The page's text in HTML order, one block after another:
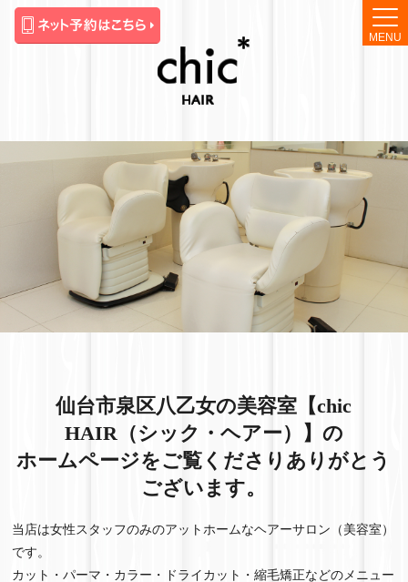
MENU
仙台市泉区八乙女の美容室【chic
HAIR（シック・ヘアー）】の
ホームページをご覧くださりありがとう
ございます。
当店は女性スタッフのみのアットホームなヘアーサロン（美容室）
です。
カット・パーマ・カラー・ドライカット・縮毛矯正などのメニュー